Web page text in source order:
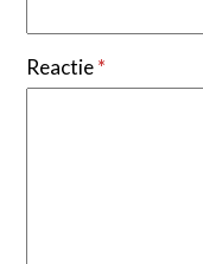
Reactie*